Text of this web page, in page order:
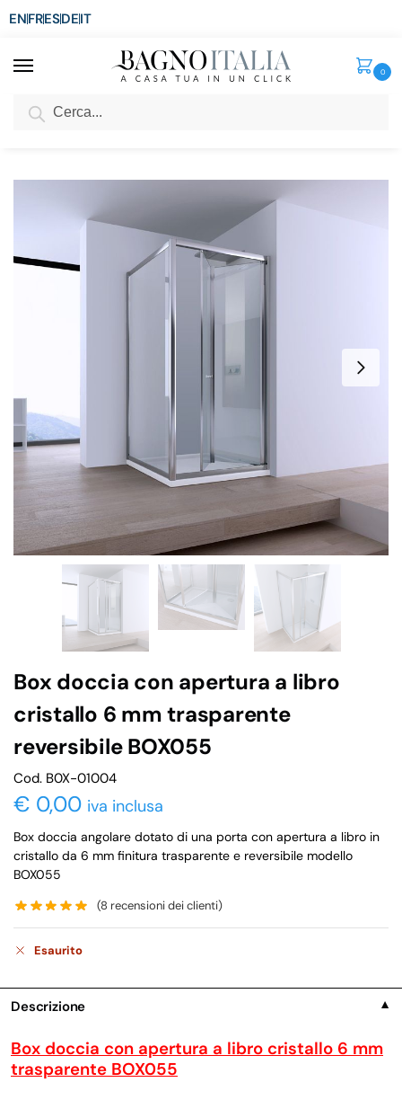
ENFRESDEIT
0
SCONTO del 3%
Box doccia con apertura a libro
cristallo 6 mm trasparente
reversibile BOX055
Cod. B0X-01004
€ 0,00 iva inclusa
Box doccia angolare dotato di una porta con apertura a libro in
cristallo da 6 mm finitura trasparente e reversibile modello
BOX055
(8 recensioni dei clienti)
Esaurito
Descrizione ▼
Box doccia con apertura a libro cristallo 6 mm
trasparente BOX055